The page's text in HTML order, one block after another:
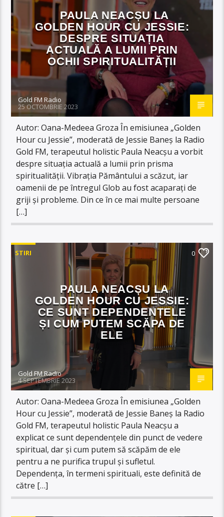
PAULA NEACȘU LA
GOLDEN HOUR CU JESSIE:
DESPRE SITUAȚIA
ACTUALĂ A LUMII PRIN
OCHII SPIRITUALITĂȚII
Gold FM Radio
25 OCTOMBRIE 2023
Autor: Oana-Medeea Groza În emisiunea „Golden
Hour cu Jessie”, moderată de Jessie Baneș la Radio
Gold FM, terapeutul holistic Paula Neacșu a vorbit
despre situația actuală a lumii prin prisma
spiritualității. Vibrația Pământului a scăzut, iar
oamenii de pe întregul Glob au fost acaparați de
griji și probleme. Din ce în ce mai multe persoane
[…]
STIRI 0
PAULA NEACȘU LA
GOLDEN HOUR CU JESSIE:
CE SUNT DEPENDENȚELE
ȘI CUM PUTEM SCĂPA DE
ELE
Gold FM Radio
4 SEPTEMBRIE 2023
Autor: Oana-Medeea Groza În emisiunea „Golden
Hour cu Jessie”, moderată de Jessie Baneș la Radio
Gold FM, terapeutul holistic Paula Neacșu a
explicat ce sunt dependențele din punct de vedere
spiritual, dar și cum putem să scăpăm de ele
pentru a ne purifica trupul și sufletul.
Dependența, în termeni spirituali, este definită de
către […]